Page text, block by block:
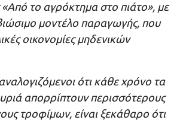
«Από το αγρόκτημα στο πιάτο», με
μοντέλο παραγωγής, που
οικονομίες μηδενικών
ότι κάθε χρόνο τα
απορρίπτουν περισσότερους
τροφίμων, είναι ξεκάθαρο ότι